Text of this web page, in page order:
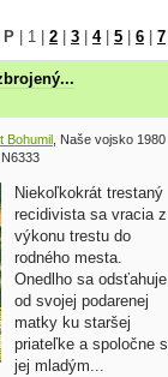
P 1 2 3 4| 5 6 7
Bohumil , Naše vojsko 1980
Niekoľkokrát trestaný
recidivista sa vracia z
výkonu trestu do
rodného mesta.
Onedlho sa odsťahuje
od svojej podarenej
matky ku staršej
priateľke a spoločne s
jej mladým...